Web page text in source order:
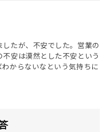
たが、不安でした。営業の
安は漠然とした不安という
からないなという気持ちに